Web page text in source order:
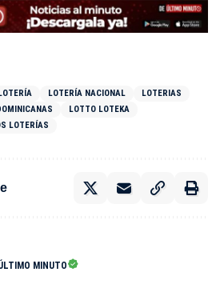
LOTERÍA NACIONAL
LOTERIAS
LOTTO LOTEKA
LOTERÍAS
MINUTO